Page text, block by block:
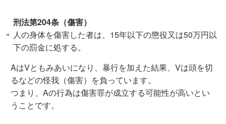
刑法第204条（傷害）
人の身体を傷害した者は、15年以下の懲役又は50万円以
下の罰金に処する。
AはVともみあいになり、暴行を加えた結果、Vは頭を切
るなどの怪我（傷害）を負っています。
つまり、Aの行為は傷害罪が成立する可能性が高いとい
うことです。